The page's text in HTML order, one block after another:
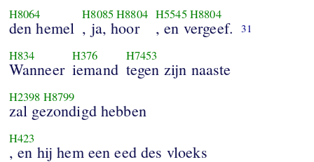
H8064
den hemel
H8085H8804
, ja, hoor
H5545H8804
, en vergeef. 31
H834
Wanneer
H376
iemand
H7453
tegen zijn naaste
H2398 H8799
zal gezondigd hebben
H423
, en hij hem een eed des vloeks